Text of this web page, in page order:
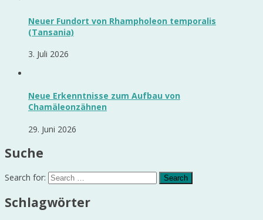
Neuer Fundort von Rhampholeon temporalis
(Tansania)
3. Juli 2026
Neue Erkenntnisse zum Aufbau von
Chamäleonzähnen
29. Juni 2026
Suche
Search for:
Schlagwörter